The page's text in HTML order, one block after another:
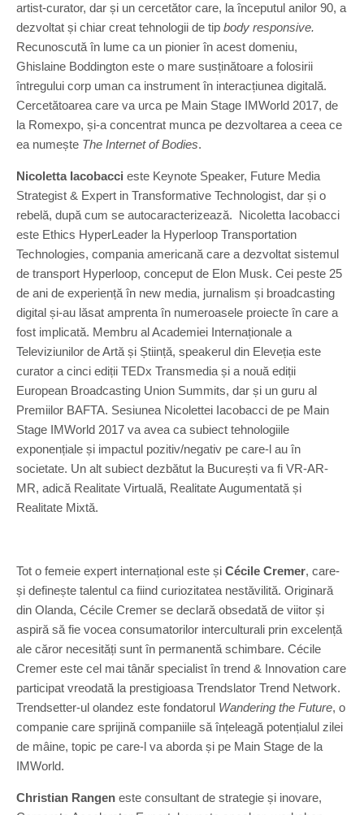
artist-curator, dar și un cercetător care, la începutul anilor 90, a
dezvoltat și chiar creat tehnologii de tip body responsive.
Recunoscută în lume ca un pionier în acest domeniu,
Ghislaine Boddington este o mare susținătoare a folosirii
întregului corp uman ca instrument în interacțiunea digitală.
Cercetătoarea care va urca pe Main Stage IMWorld 2017, de
la Romexpo, și-a concentrat munca pe dezvoltarea a ceea ce
ea numește The Internet of Bodies.
Nicoletta Iacobacci este Keynote Speaker, Future Media
Strategist & Expert in Transformative Technologist, dar și o
rebelă, după cum se autocaracterizează. Nicoletta Iacobacci
este Ethics HyperLeader la Hyperloop Transportation
Technologies, compania americană care a dezvoltat sistemul
de transport Hyperloop, conceput de Elon Musk. Cei peste 25
de ani de experiență în new media, jurnalism și broadcasting
digital și-au lăsat amprenta în numeroasele proiecte în care a
fost implicată. Membru al Academiei Internaționale a
Televiziunilor de Artă și Știință, speakerul din Eleveția este
curator a cinci ediții TEDx Transmedia și a nouă ediții
European Broadcasting Union Summits, dar și un guru al
Premiilor BAFTA. Sesiunea Nicolettei Iacobacci de pe Main
Stage IMWorld 2017 va avea ca subiect tehnologiile
exponențiale și impactul pozitiv/negativ pe care-l au în
societate. Un alt subiect dezbătut la București va fi VR-AR-
MR, adică Realitate Virtuală, Realitate Augumentată și
Realitate Mixtă.
Tot o femeie expert internațional este și Cécile Cremer, care-
și definește talentul ca fiind curiozitatea nestăvilită. Originară
din Olanda, Cécile Cremer se declară obsedată de viitor și
aspiră să fie vocea consumatorilor interculturali prin excelență
ale căror necesități sunt în permanentă schimbare. Cécile
Cremer este cel mai tânăr specialist în trend & Innovation care
participat vreodată la prestigioasa Trendslator Trend Network.
Trendsetter-ul olandez este fondatorul Wandering the Future, o
companie care sprijină companiile să înțeleagă potențialul zilei
de mâine, topic pe care-l va aborda și pe Main Stage de la
IMWorld.
Christian Rangen este consultant de strategie și inovare,